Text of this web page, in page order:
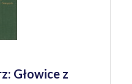
Głowice z